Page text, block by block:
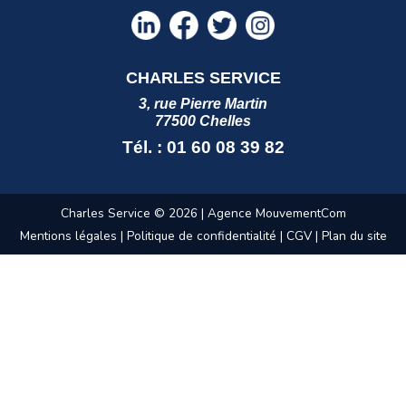
CHARLES SERVICE
3, rue Pierre Martin
77500 Chelles
Tél. : 01 60 08 39 82
Charles Service © 2026 | Agence MouvementCom
Mentions légales | Politique de confidentialité | CGV | Plan du site